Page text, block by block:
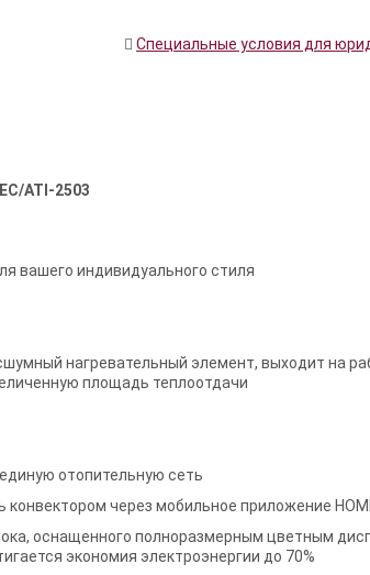
Специальные условия для
ATI-2503
вашего индивидуального стиля
нагревательный элемент, выходит на
площадь теплоотдачи
отопительную сеть
через мобильное приложение
оснащенного полноразмерным цветным
экономия электроэнергии до 70%